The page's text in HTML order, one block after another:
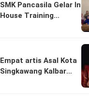
SMK Pancasila Gelar In
House Training
Empat artis Asal Kota
Singkawang Kalbar